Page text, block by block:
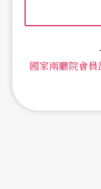
國家兩廳院會